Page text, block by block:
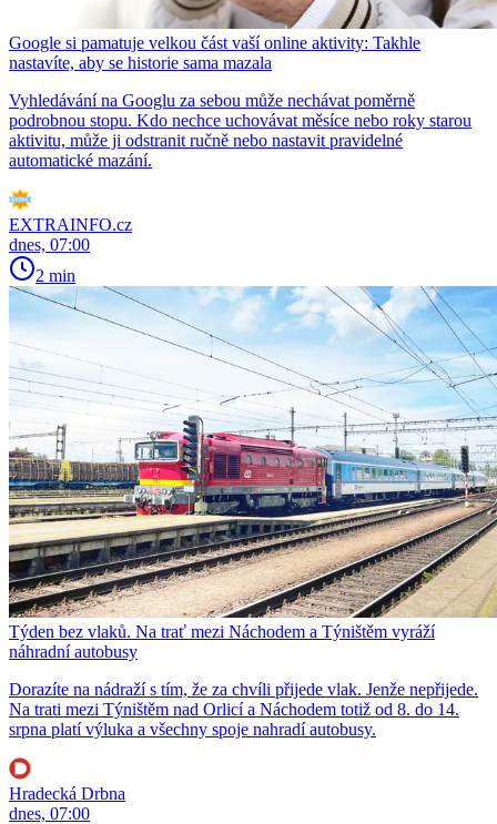
Google si pamatuje velkou část vaší online aktivity: Takhle
nastavíte, aby se historie sama mazala
Vyhledávání na Googlu za sebou může nechávat poměrně
podrobnou stopu. Kdo nechce uchovávat měsíce nebo roky starou
aktivitu, může ji odstranit ručně nebo nastavit pravidelné
automatické mazání.
EXTRAINFO.cz
dnes, 07:00
2 min
Týden bez vlaků. Na trať mezi Náchodem a Týništěm vyráží
náhradní autobusy
Dorazíte na nádraží s tím, že za chvíli přijede vlak. Jenže nepřijede.
Na trati mezi Týništěm nad Orlicí a Náchodem totiž od 8. do 14.
srpna platí výluka a všechny spoje nahradí autobusy.
Hradecká Drbna
dnes, 07:00